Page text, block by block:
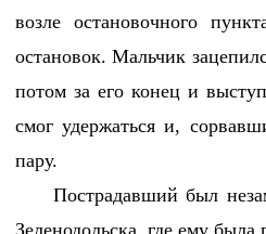
возле остановочного
остановок. Мальчик
потом за его конец и
смог удержаться и,
пару.
Пострадавший был